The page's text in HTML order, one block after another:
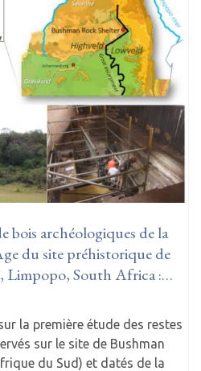
bois archéologiques de la
du site préhistorique de
Limpopo, South Africa :…
la première étude des restes
sur le site de Bushman
du Sud) et datés de la